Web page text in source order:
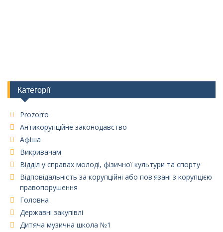
Категорії
Prozorro
Антикорупційне законодавство
Афіша
Викривачам
Відділ у справах молоді, фізичної культури та спорту
Відповідальність за корупційні або пов'язані з корупцією
правопорушення
Головна
Державні закупівлі
Дитяча музична школа №1